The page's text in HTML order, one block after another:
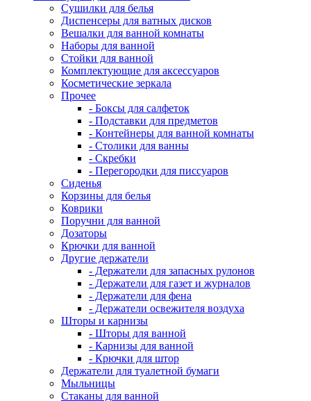
Сушилки для белья
Диспенсеры для ватных дисков
Вешалки для ванной комнаты
Наборы для ванной
Стойки для ванной
Комплектующие для аксессуаров
Косметические зеркала
Прочее
- Боксы для салфеток
- Подставки для предметов
- Контейнеры для ванной комнаты
- Столики для ванны
- Скребки
- Перегородки для писсуаров
Сиденья
Корзины для белья
Коврики
Поручни для ванной
Дозаторы
Крючки для ванной
Другие держатели
- Держатели для запасных рулонов
- Держатели для газет и журналов
- Держатели для фена
- Держатели освежителя воздуха
Шторы и карнизы
- Шторы для ванной
- Карнизы для ванной
- Крючки для штор
Держатели для туалетной бумаги
Мыльницы
Стаканы для ванной